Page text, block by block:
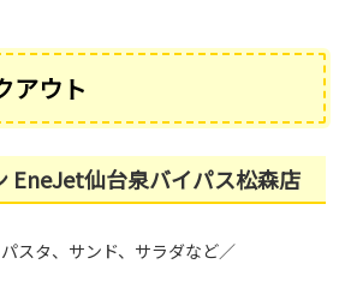
アウト
EneJet仙台泉バイパス松森店
スタ、サンド、サラダなど／